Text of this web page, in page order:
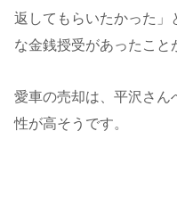
返してもらいたかった」
な金銭授受があったこと
愛車の売却は、平沢さん
性が高そうです。